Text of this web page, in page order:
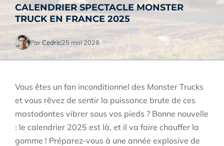
CALENDRIER SPECTACLE MONSTER
TRUCK EN FRANCE 2025
ParCedric25 mai 2026
Vous êtes un fan inconditionnel des Monster Trucks
et vous rêvez de sentir la puissance brute de ces
mastodontes vibrer sous vos pieds ? Bonne nouvelle
: le calendrier 2025 est là, et il va faire chauffer la
gomme ! Préparez-vous à une année explosive de